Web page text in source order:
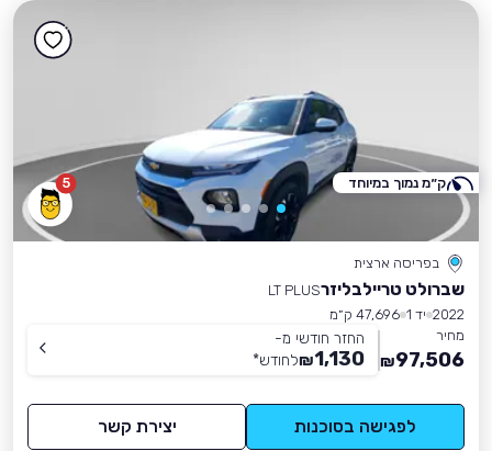
5
בפריסה ארצית
שברולט טריילבליזרLT PLUS
2022 יד 1
47,696 ק״מ
מחיר
97,506
₪
החזר חודשי מ-
1,130
₪לחודש*
לפגישה בסוכנות יצירת קשר
ק״מ נמוך במיוחד